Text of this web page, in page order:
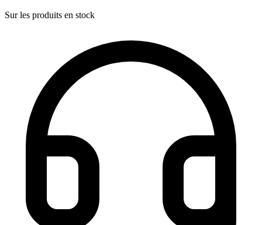
Sur les produits en stock